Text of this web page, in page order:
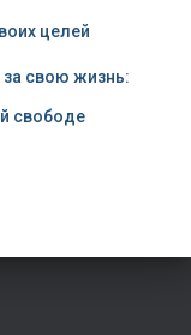
целей
за свою жизнь:
свободе